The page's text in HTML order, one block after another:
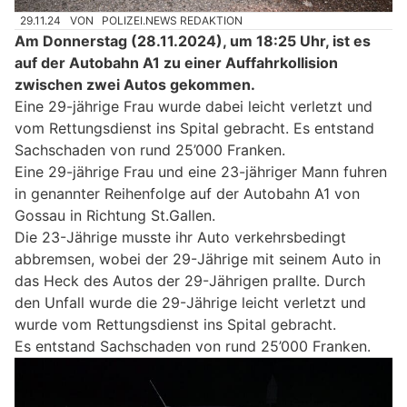
29.11.24 VON POLIZEI.NEWS REDAKTION
Am Donnerstag (28.11.2024), um 18:25 Uhr, ist es
auf der Autobahn A1 zu einer Auffahrkollision
zwischen zwei Autos gekommen.
Eine 29-jährige Frau wurde dabei leicht verletzt und
vom Rettungsdienst ins Spital gebracht. Es entstand
Sachschaden von rund 25’000 Franken.
Eine 29-jährige Frau und eine 23-jähriger Mann fuhren
in genannter Reihenfolge auf der Autobahn A1 von
Gossau in Richtung St.Gallen.
Die 23-Jährige musste ihr Auto verkehrsbedingt
abbremsen, wobei der 29-Jährige mit seinem Auto in
das Heck des Autos der 29-Jährigen prallte. Durch
den Unfall wurde die 29-Jährige leicht verletzt und
wurde vom Rettungsdienst ins Spital gebracht.
Es entstand Sachschaden von rund 25’000 Franken.